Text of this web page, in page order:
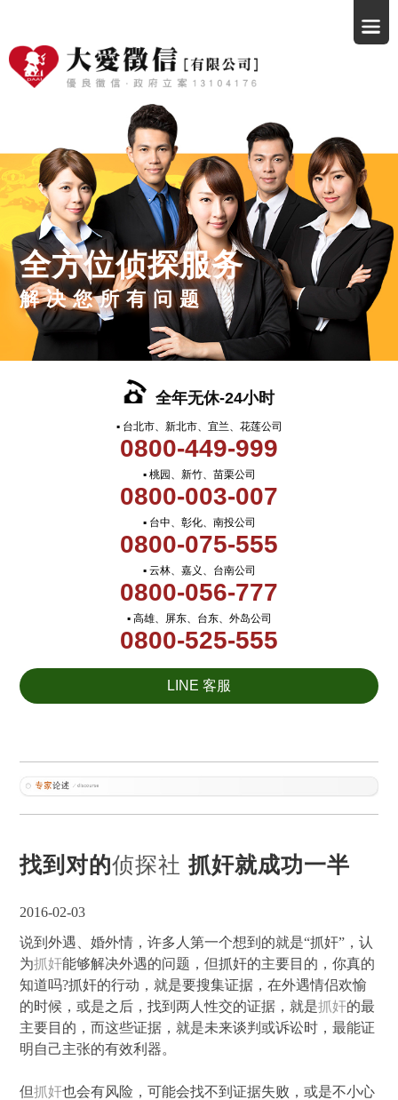
全方位侦探服务
解决您所有问题
全年无休-24小时
▪ 台北市、新北市、宜兰、花莲公司
0800-449-999
▪ 桃园、新竹、苗栗公司
0800-003-007
▪ 台中、彰化、南投公司
0800-075-555
▪ 云林、嘉义、台南公司
0800-056-777
▪ 高雄、屏东、台东、外岛公司
0800-525-555
LINE 客服
找到对的侦探社 抓奸就成功一半
2016-02-03
说到外遇、婚外情，许多人第一个想到的就是“抓奸”，认
为抓奸能够解决外遇的问题，但抓奸的主要目的，你真的
知道吗?抓奸的行动，就是要搜集证据，在外遇情侣欢愉
的时候，或是之后，找到两人性交的证据，就是抓奸的最
主要目的，而这些证据，就是未来谈判或诉讼时，最能证
明自己主张的有效利器。
但抓奸也会有风险，可能会找不到证据失败，或是不小心